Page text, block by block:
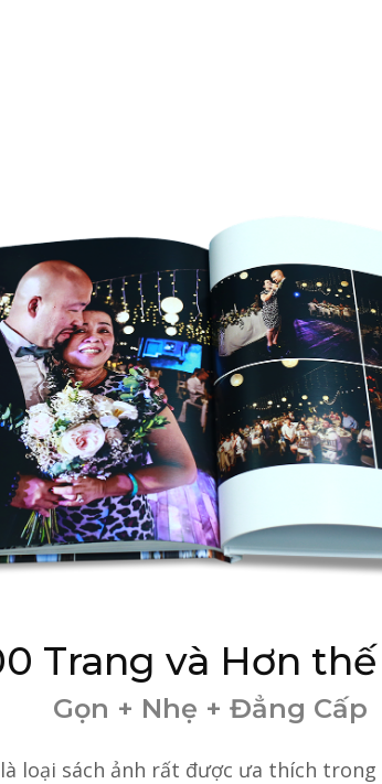
Trang và Hơn
Gọn + Nhẹ + Đẳng Cấp
loại sách ảnh rất được ưa thích trong